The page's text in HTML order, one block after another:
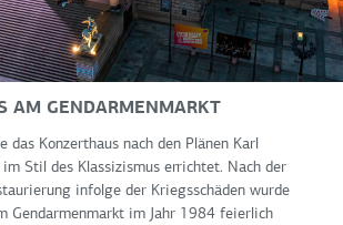
AM GENDARMENMARKT
das Konzerthaus nach den Plänen Karl
im Stil des Klassizismus errichtet. Nach der
infolge der Kriegsschäden wurde
Gendarmenmarkt im Jahr 1984 feierlich